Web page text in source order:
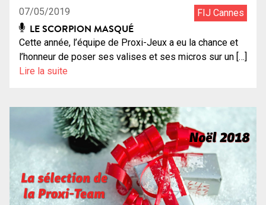
07/05/2019 FIJ Cannes
LE SCORPION MASQUÉ
Cette année, l’équipe de Proxi-Jeux a eu la chance et
l’honneur de poser ses valises et ses micros sur un […]
Lire la suite